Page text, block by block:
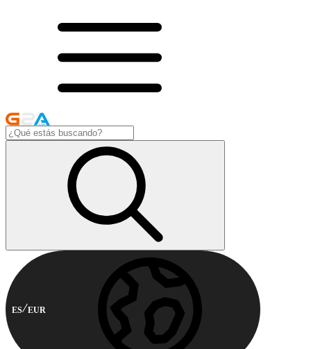
ES EUR